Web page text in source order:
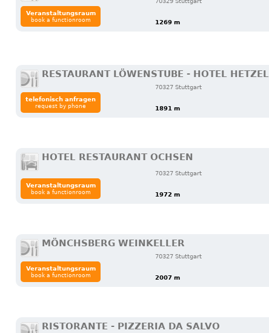
1269 m
Veranstaltungsraum
book a functionroom
RESTAURANT LÖWENSTUBE - HOTEL HETZEL
70327 Stuttgart
1891 m
telefonisch anfragen
request by phone
HOTEL RESTAURANT OCHSEN
70327 Stuttgart
1972 m
Veranstaltungsraum
book a functionroom
MÖNCHSBERG WEINKELLER
70327 Stuttgart
2007 m
Veranstaltungsraum
book a functionroom
RISTORANTE - PIZZERIA DA SALVO